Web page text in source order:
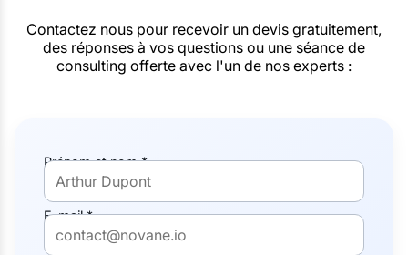
Contactez nous pour recevoir un devis gratuitement,
des réponses à vos questions ou une séance de
consulting offerte avec l'un de nos experts :
Prénom et nom *
E-mail *